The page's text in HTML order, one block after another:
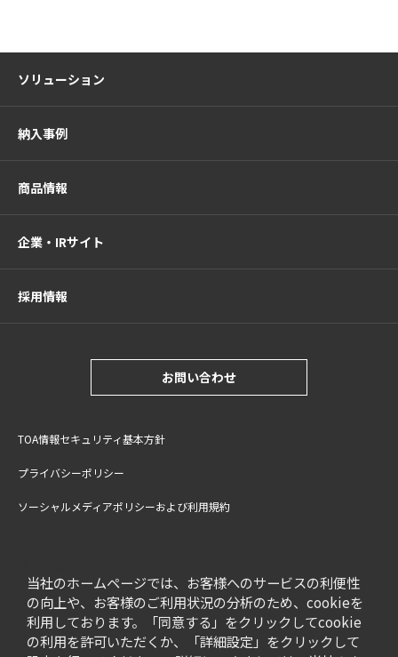
当社のホームページでは、お客様へのサービスの利便性
の向上や、お客様のご利用状況の分析のため、cookieを
利用しております。「同意する」をクリックしてcookie
の利用を許可いただくか、「詳細設定」をクリックして
ソリューション
納入事例
商品情報
企業・IRサイト
採用情報
お問い合わせ
TOA情報セキュリティ基本方針
プライバシーポリシー
ソーシャルメディアポリシーおよび利用規約
特定商取引法に基づく表記